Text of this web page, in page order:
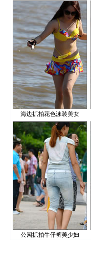
海边抓拍花色泳装美女
公园抓拍牛仔裤美少妇